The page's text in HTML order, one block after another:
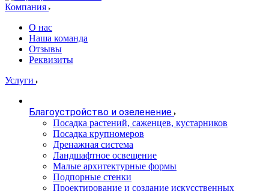
Компания
О нас
Наша команда
Отзывы
Реквизиты
Услуги
Благоустройство и озеленение
Посадка растений, саженцев, кустарников
Посадка крупномеров
Дренажная система
Ландшафтное освещение
Малые архитектурные формы
Подпорные стенки
Проектирование и создание искусственных